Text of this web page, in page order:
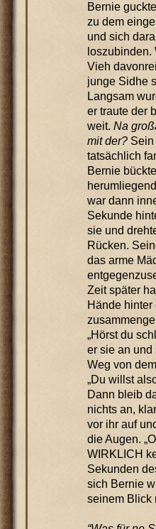
Bernie
zu dem
und sich
loszubinden.
Vieh
junge Sidhe
Langsam
er traute der
weit. Na
mit der?Sein
tatsächlich
Bernie
war dann
Sekunde
sie und
Rücken.
das arme
Zeit später
Hände hinter
„Hörst du
er sie an und
Weg von
„Du willst
Dann bleib
nichts an,
vor ihr auf
die Augen.
WIRKLICH
Sekunden
sich Bernie
seinem Blick